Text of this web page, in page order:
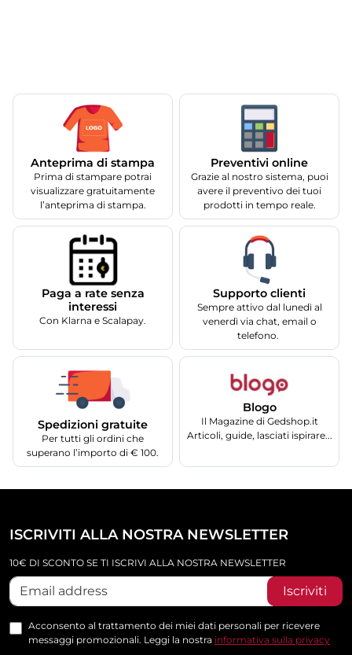
Anteprima di stampa
Prima di stampare potrai
visualizzare gratuitamente
l’anteprima di stampa.
Preventivi online
Grazie al nostro sistema, puoi
avere il preventivo dei tuoi
prodotti in tempo reale.
Paga a rate senza
interessi
Con Klarna e Scalapay.
Supporto clienti
Sempre attivo dal lunedì al
venerdì via chat, email o
telefono.
Spedizioni gratuite
Per tutti gli ordini che
superano l’importo di € 100.
Blogo
Il Magazine di Gedshop.it
Articoli, guide, lasciati ispirare...
ISCRIVITI ALLA NOSTRA NEWSLETTER
10€ DI SCONTO SE TI ISCRIVI ALLA NOSTRA NEWSLETTER
Iscriviti
Acconsento al trattamento dei miei dati personali per ricevere
messaggi promozionali. Leggi la nostra informativa sulla privacy